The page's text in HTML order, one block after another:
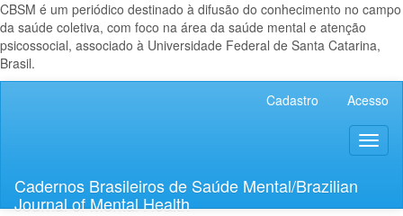
CBSM é um periódico destinado à difusão do conhecimento no campo
da saúde coletiva, com foco na área da saúde mental e atenção
psicossocial, associado à Universidade Federal de Santa Catarina,
Brasil.
Lateral
Cadastro Acesso
Cadernos Brasileiros de Saúde Mental/Brazilian
Journal of Mental Health